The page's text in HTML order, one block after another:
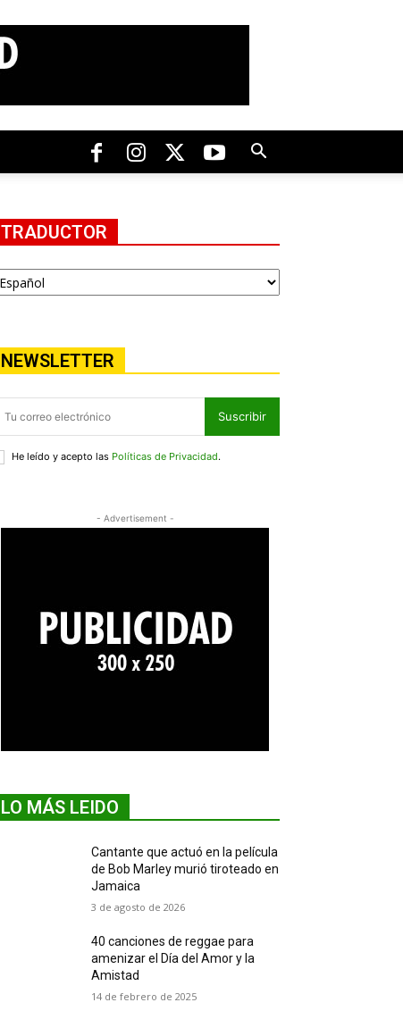
TRADUCTOR
NEWSLETTER
Suscribir
He leído y acepto las Políticas de Privacidad.
- Advertisement -
LO MÁS LEIDO
Cantante que actuó en la película
de Bob Marley murió tiroteado en
Jamaica
3 de agosto de 2026
40 canciones de reggae para
amenizar el Día del Amor y la
Amistad
14 de febrero de 2025